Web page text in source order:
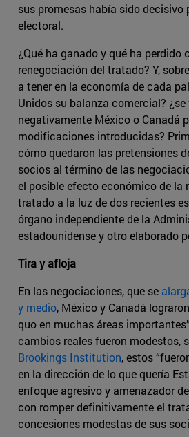
sus promesas había sido decisivo
electoral.
¿Qué ha ganado y qué ha perdido
renegociación del tratado? Y,
a tener en la economía de cada
Unidos su balanza comercial?
negativamente México o Canadá
modificaciones introducidas?
cómo quedaron las pretensiones
socios al término de las
el posible efecto económico de la
tratado a la luz de dos recientes
órgano independiente de la
estadounidense y otro elaborado
Tira y afloja
En las negociaciones, que se
y medio, México y Canadá
quo en muchas áreas
cambios reales fueron modestos,
Brookings Institution, estos
en la dirección de lo que quería
enfoque agresivo y amenazador
con romper definitivamente el
concesiones modestas de sus